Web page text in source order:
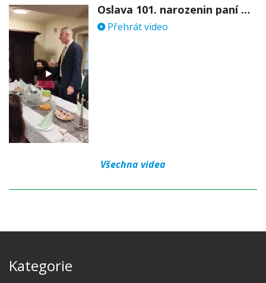
Oslava 101. narozenin paní Věry Skořepové
Přehrát video
Všechna videa
Kategorie